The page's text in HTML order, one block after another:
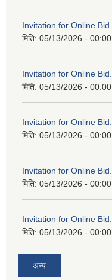
Invitation for Online Bid.
मिति: 05/13/2026 - 00:00
Invitation for Online Bid.
मिति: 05/13/2026 - 00:00
Invitation for Online Bid.
मिति: 05/13/2026 - 00:00
Invitation for Online Bid.
मिति: 05/13/2026 - 00:00
Invitation for Online Bid.
मिति: 05/13/2026 - 00:00
अन्य